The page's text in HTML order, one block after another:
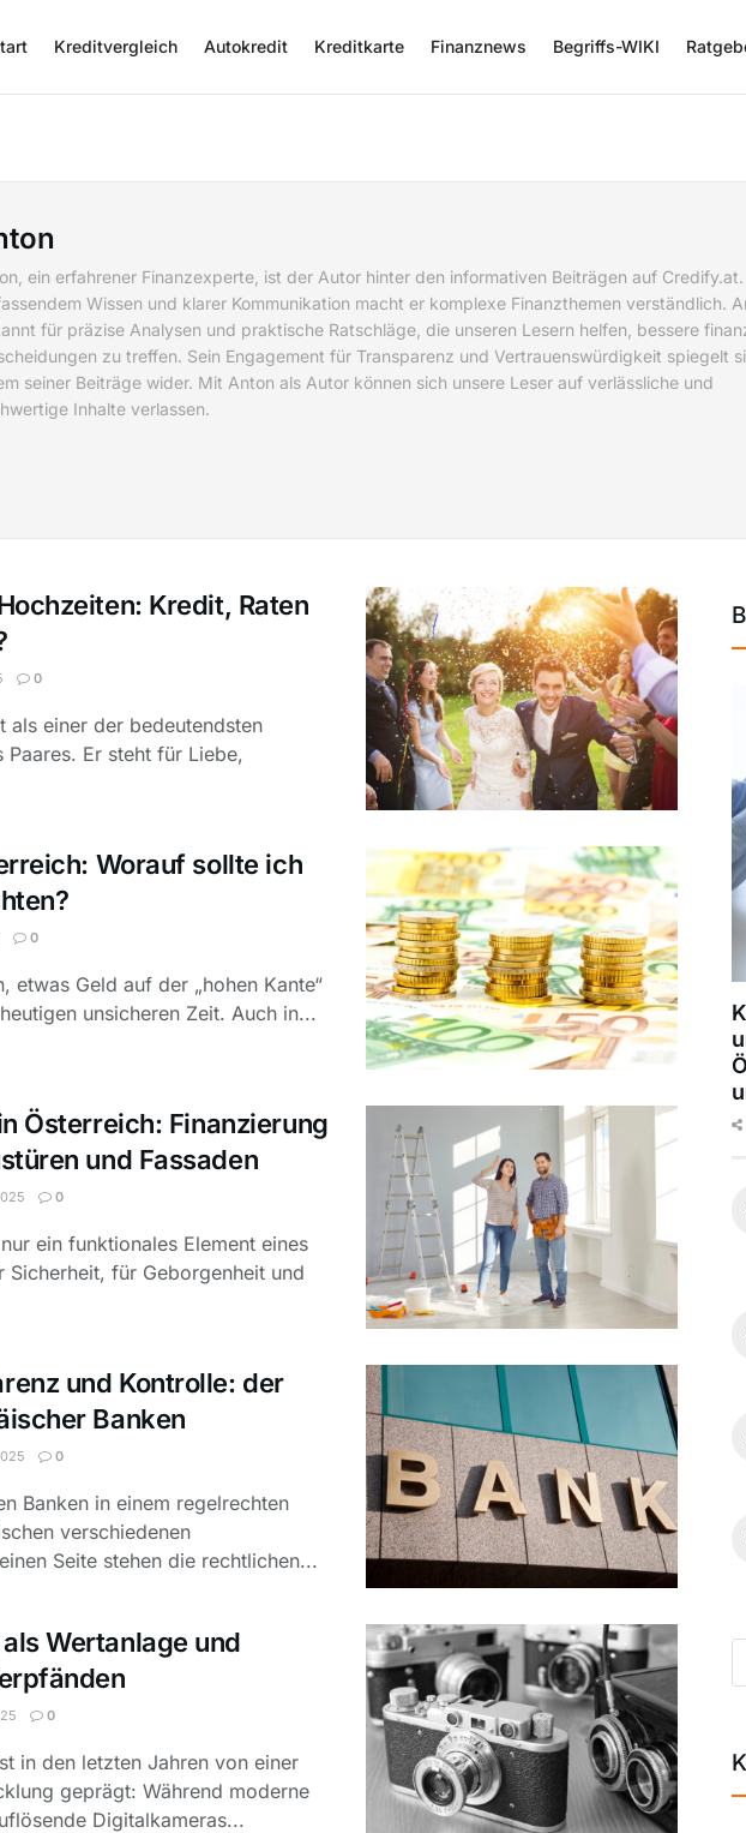
Kreditvergleich Autokredit Kreditkarte Finanznews Begriffs-WIKI
ein erfahrener Finanzexperte, ist der Autor hinter den informativen Beiträgen auf
Wissen und klarer Kommunikation macht er komplexe Finanzthemen verständlich.
für präzise Analysen und praktische Ratschläge, die unseren Lesern helfen, bessere
zu treffen. Sein Engagement für Transparenz und Vertrauenswürdigkeit spiegelt
seiner Beiträge wider. Mit Anton als Autor können sich unsere Leser auf verlässliche und
Inhalte verlassen.
Kredit, Raten
0
als einer der bedeutendsten
Er steht für Liebe,
Worauf sollte ich
0
etwas Geld auf der „hohen Kante“
unsicheren Zeit. Auch in...
Österreich: Finanzierung
und Fassaden
0
ein funktionales Element eines
Sicherheit, für Geborgenheit und
und Kontrolle: der
Banken
0
Banken in einem regelrechten
verschiedenen
Seite stehen die rechtlichen...
Wertanlage und
0
in den letzten Jahren von einer
geprägt: Während moderne
Digitalkameras...